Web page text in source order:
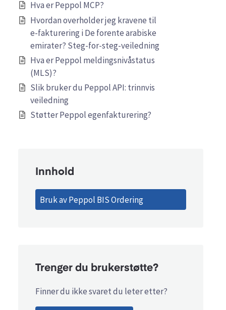
Hva er Peppol MCP?
Hvordan overholder jeg kravene til
e-fakturering i De forente arabiske
emirater? Steg-for-steg-veiledning
Hva er Peppol meldingsnivåstatus
(MLS)?
Slik bruker du Peppol API: trinnvis
veiledning
Støtter Peppol egenfakturering?
Innhold
Bruk av Peppol BIS Ordering
Trenger du brukerstøtte?
Finner du ikke svaret du leter etter?